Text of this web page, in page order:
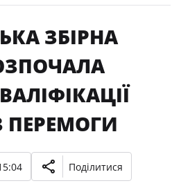
ЗБІРНА
ПЕРЕМОГИ
Поділитися